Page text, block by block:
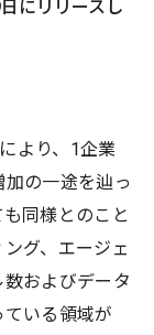
にリリースし
より、1企業
の一途を辿っ
同様とのこと
グ、エージェ
およびデータ
いる領域が